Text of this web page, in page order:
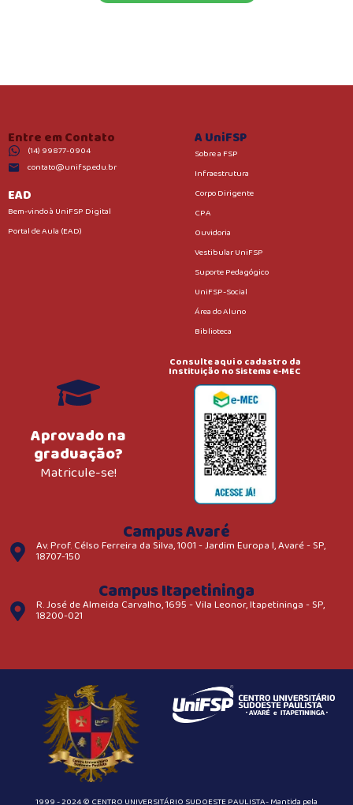
Entre em Contato
(14) 99877-0904
contato@unifsp.edu.br
EAD
Bem-vindo à UniFSP Digital
Portal de Aula (EAD)
A UniFSP
Sobre a FSP
Infraestrutura
Corpo Dirigente
CPA
Ouvidoria
Vestibular UniFSP
Suporte Pedagógico
UniFSP-Social
Área do Aluno
Biblioteca
Aprovado na
graduação?
Matricule-se!
Consulte aqui o cadastro da
Instituição no Sistema e-MEC
Campus Avaré
Av. Prof. Célso Ferreira da Silva, 1001 - Jardim Europa I, Avaré - SP,
18707-150
Campus Itapetininga
R. José de Almeida Carvalho, 1695 - Vila Leonor, Itapetininga - SP,
18200-021